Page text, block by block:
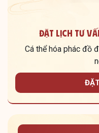
Đặt lịch tư
Cá thể hóa phác đồ